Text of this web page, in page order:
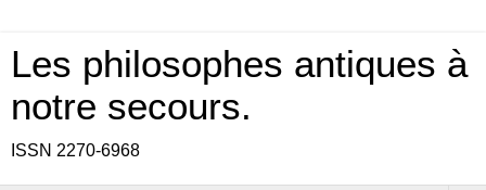
Les philosophes antiques à
notre secours.
ISSN 2270-6968